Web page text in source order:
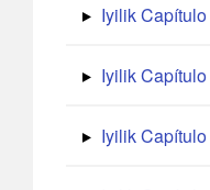
Iyilik
Iyilik
Iyilik Capítulo